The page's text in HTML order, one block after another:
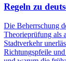
Regeln zu
Die Beherrschung
Theorieprüfung als
Stadtverkehr
Richtungspfeile